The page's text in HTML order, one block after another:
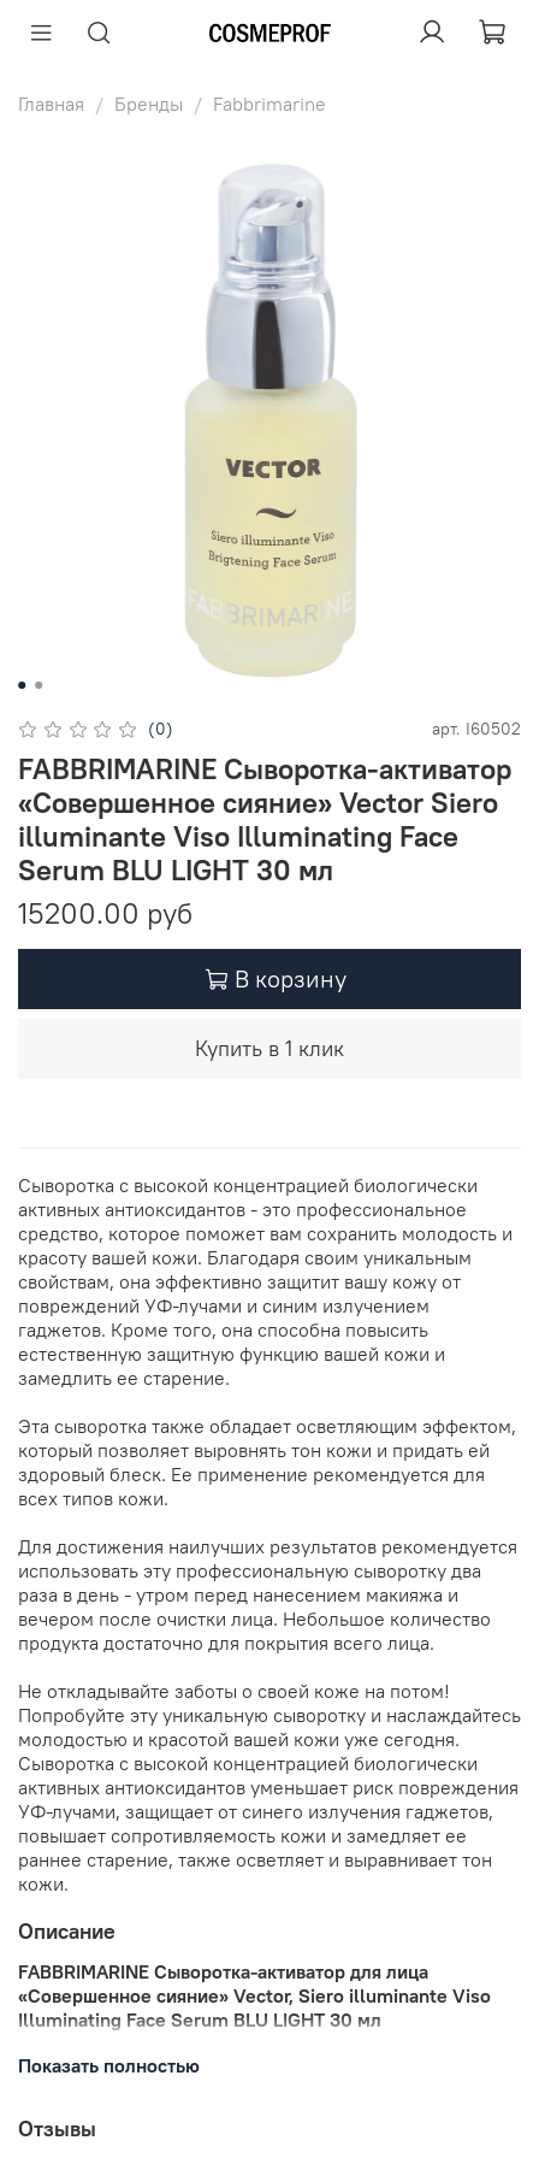
Главная Бренды Fabbrimarine
(0) арт. I60502
FABBRIMARINE Сыворотка-активатор
«Совершенное сияние» Vector Siero
illuminante Viso Illuminating Face
Serum BLU LIGHT 30 мл
15200.00 руб
В корзину
Купить в 1 клик
Сыворотка с высокой концентрацией биологически
активных антиоксидантов - это профессиональное
средство, которое поможет вам сохранить молодость и
красоту вашей кожи. Благодаря своим уникальным
свойствам, она эффективно защитит вашу кожу от
повреждений УФ-лучами и синим излучением
гаджетов. Кроме того, она способна повысить
естественную защитную функцию вашей кожи и
замедлить ее старение.
Эта сыворотка также обладает осветляющим эффектом,
который позволяет выровнять тон кожи и придать ей
здоровый блеск. Ее применение рекомендуется для
всех типов кожи.
Для достижения наилучших результатов рекомендуется
использовать эту профессиональную сыворотку два
раза в день - утром перед нанесением макияжа и
вечером после очистки лица. Небольшое количество
продукта достаточно для покрытия всего лица.
Не откладывайте заботы о своей коже на потом!
Попробуйте эту уникальную сыворотку и наслаждайтесь
молодостью и красотой вашей кожи уже сегодня.
Сыворотка с высокой концентрацией биологически
активных антиоксидантов уменьшает риск повреждения
УФ-лучами, защищает от синего излучения гаджетов,
повышает сопротивляемость кожи и замедляет ее
раннее старение, также осветляет и выравнивает тон
кожи.
Описание
FABBRIMARINE Сыворотка-активатор для лица
«Совершенное сияние» Vector, Siero illuminante Viso
Illuminating Face Serum BLU LIGHT 30 мл
Сыворотка с высокой концентрацией биологически
повышает сопротивляемость кожи и замедляет ее
Показать полностью
Отзывы